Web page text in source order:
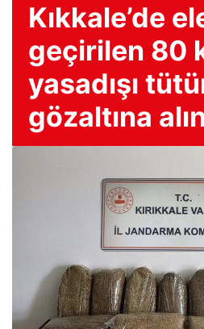
Kıkkale’de
geçirilen 80
yasadışı
gözaltına